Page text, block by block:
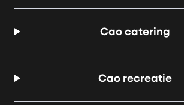
Cao catering
Cao recreatie